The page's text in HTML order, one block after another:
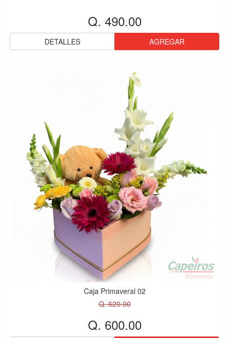
Q. 490.00
DETALLES AGREGAR
Caja Primaveral 02
Q. 620.00
Q. 600.00